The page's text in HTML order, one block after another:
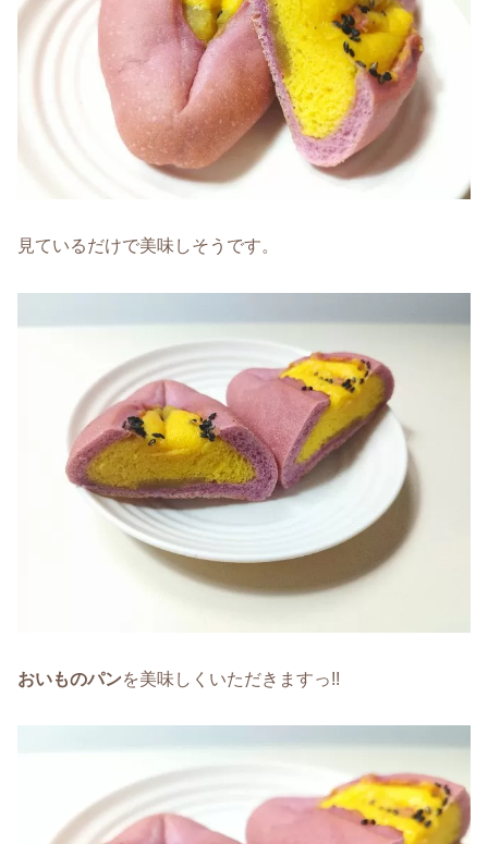
見ているだけで美味しそうです。
おいものパンを美味しくいただきますっ!!